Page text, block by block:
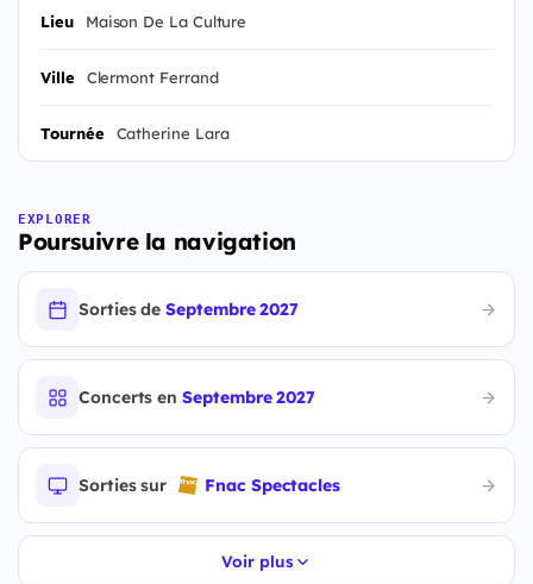
Lieu Maison De La Culture
Ville Clermont Ferrand
Tournée Catherine Lara
EXPLORER
Poursuivre la navigation
Sorties deSeptembre 2027
Concerts enSeptembre 2027
Sorties sur Fnac Spectacles
Voir plus